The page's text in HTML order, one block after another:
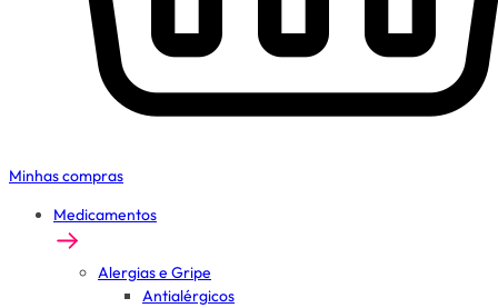
Minhas compras
Medicamentos
Alergias e Gripe
Antialérgicos